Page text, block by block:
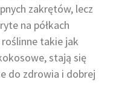
zakrętów, lecz
na półkach
takie jak
stają się
do zdrowia i dobrej